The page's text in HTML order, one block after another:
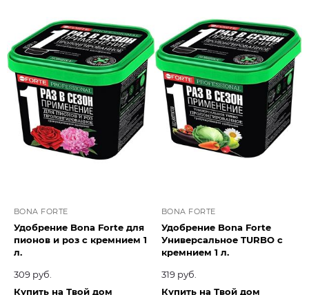
BONA FORTE
Удобрение Bona Forte для
пионов и роз с кремнием 1
л.
309 руб.
Купить на Твой дом
BONA FORTE
Удобрение Bona Forte
Универсальное TURBO с
кремнием 1 л.
319 руб.
Купить на Твой дом